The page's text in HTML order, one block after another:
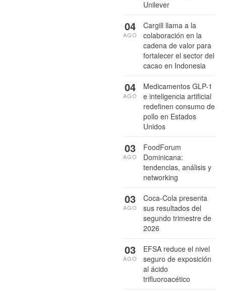
Unilever
Cargill llama a la
colaboración en la
cadena de valor para
fortalecer el sector del
cacao en Indonesia
04
AGO
Medicamentos GLP-1
e inteligencia artificial
redefinen consumo de
pollo en Estados
Unidos
04
AGO
FoodForum
Dominicana:
tendencias, análisis y
networking
03
AGO
Coca-Cola presenta
sus resultados del
segundo trimestre de
2026
03
AGO
EFSA reduce el nivel
seguro de exposición
al ácido
trifluoroacético
03
AGO